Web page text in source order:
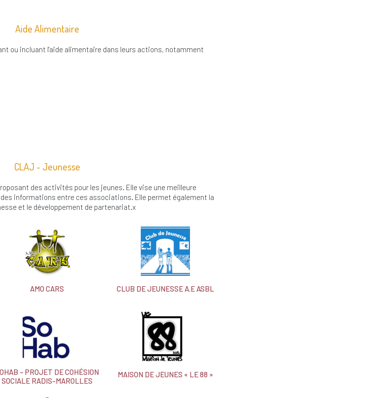
Aide Alimentaire
ou incluant l'aide alimentaire dans leurs actions, notamment
CLAJ - Jeunesse
des activités pour les jeunes. Elle vise une meilleure
informations entre ces associations. Elle permet également la
et le développement de partenariat.x
AMO CARS CLUB DE JEUNESSE A.E ASBL
– PROJET DE COHÉSION
SOCIALE RADIS-MAROLLES
MAISON DE JEUNES « LE 88 »